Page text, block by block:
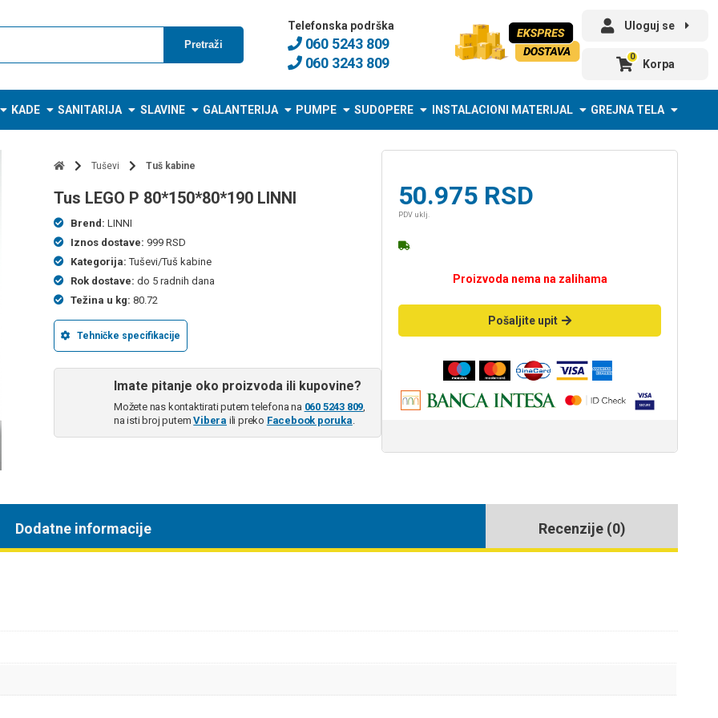
Pretraži
Telefonska podrška
060 5243 809
060 3243 809
Uloguj se
0
Korpa
KADE SANITARIJA SLAVINE GALANTERIJA PUMPE SUDOPERE INSTALACIONI MATERIJAL GREJNA TELA
Tuševi Tuš kabine
tus LEGO P 80*150*80*190 LINNI
Brend: LINNI
Iznos dostave: 999 RSD
Kategorija: Tuševi/Tuš kabine
Rok dostave: do 5 radnih dana
Težina u kg: 80.72
Tehničke specifikacije
Imate pitanje oko proizvoda ili kupovine?
Možete nas kontaktirati putem telefona na 060 5243 809,
na isti broj putemVibera ili preko Facebook poruka.
50.975 RSD
PDV uklj.
Proizvoda nema na zalihama
Pošaljite upit
Dodatne informacije Recenzije (0)